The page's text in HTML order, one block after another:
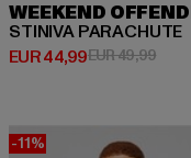
WEEKEND
STINIVA PARACHUTE
EUR 44,99
Derzeitiger Preis: EUR
EUR 49,99
-11%